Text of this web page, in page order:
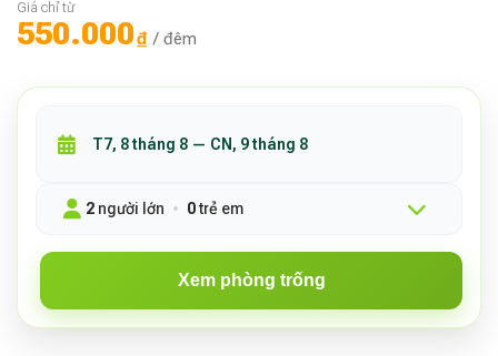
Giá chỉ từ
550.000₫ / đêm
2 người lớn 0trẻ em
Xem phòng trống